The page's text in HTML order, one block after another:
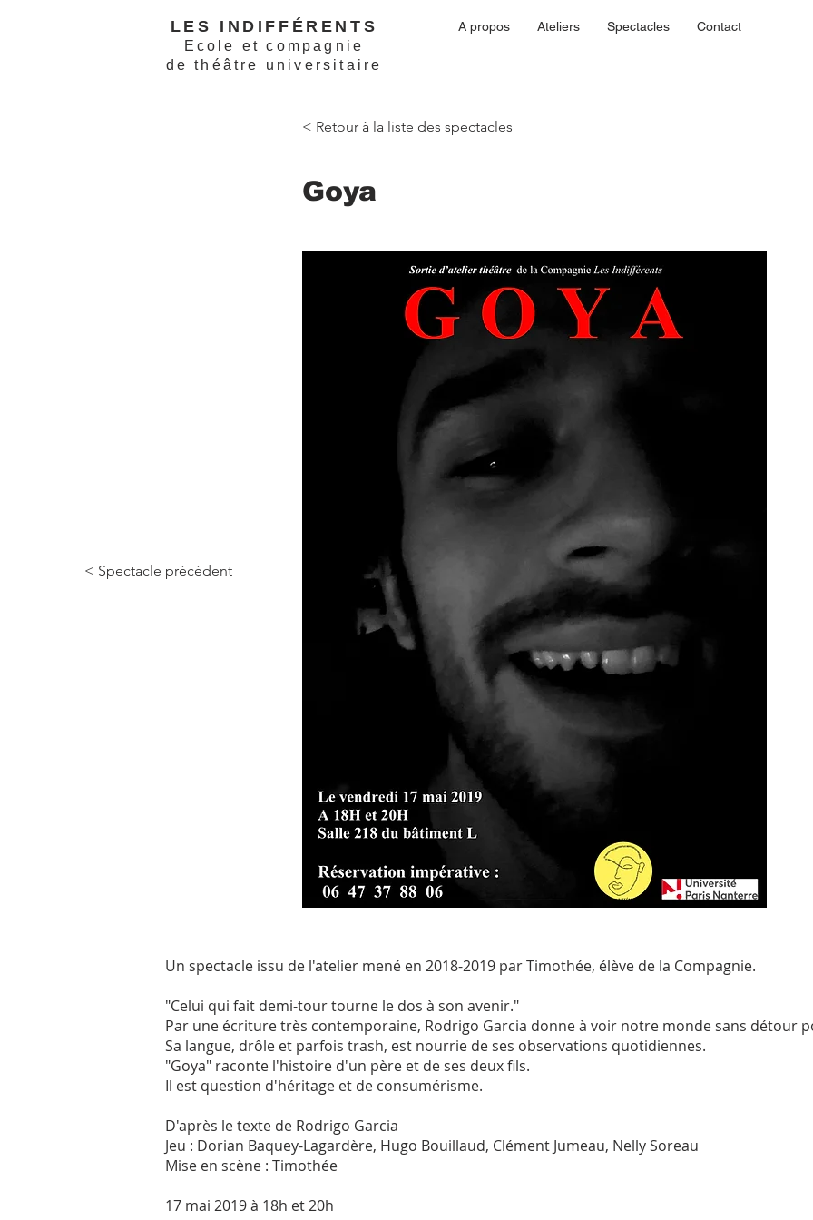
LES INDIFFÉRENTS
Ecole et compagnie
de théâtre universitaire
A propos Ateliers Spectacles Contact
< Retour à la liste des spectacles
Goya
< Spectacle précédent
Un spectacle issu de l'atelier mené en 2018-2019 par Timothée, élève de la Compagnie.
"Celui qui fait demi-tour tourne le dos à son avenir."
Par une écriture très contemporaine, Rodrigo Garcia donne à voir notre monde sans détour
Sa langue, drôle et parfois trash, est nourrie de ses observations quotidiennes.
"Goya" raconte l'histoire d'un père et de ses deux fils.
Il est question d'héritage et de consumérisme.
D'après le texte de Rodrigo Garcia
Jeu : Dorian Baquey-Lagardère, Hugo Bouillaud, Clément Jumeau, Nelly Soreau
Mise en scène : Timothée
17 mai 2019 à 18h et 20h